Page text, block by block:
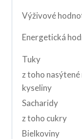
Výživové
Energetická
Tuky
z toho
kyseliny
Sacharidy
z toho cukry
Bielkoviny